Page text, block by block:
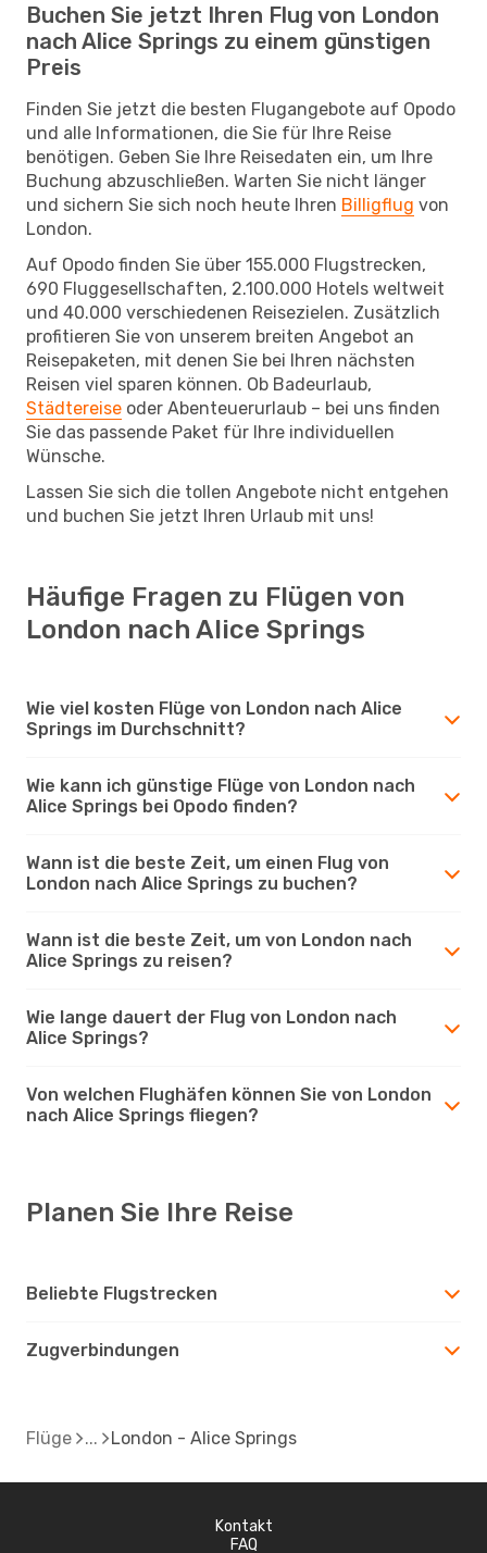
Buchen Sie jetzt Ihren Flug von London
nach Alice Springs zu einem günstigen
Preis
Finden Sie jetzt die besten Flugangebote auf Opodo
und alle Informationen, die Sie für Ihre Reise
benötigen. Geben Sie Ihre Reisedaten ein, um Ihre
Buchung abzuschließen. Warten Sie nicht länger
und sichern Sie sich noch heute Ihren Billigflug von
London.
Auf Opodo finden Sie über 155.000 Flugstrecken,
690 Fluggesellschaften, 2.100.000 Hotels weltweit
und 40.000 verschiedenen Reisezielen. Zusätzlich
profitieren Sie von unserem breiten Angebot an
Reisepaketen, mit denen Sie bei Ihren nächsten
Reisen viel sparen können. Ob Badeurlaub,
Städtereise oder Abenteuerurlaub – bei uns finden
Sie das passende Paket für Ihre individuellen
Wünsche.
Lassen Sie sich die tollen Angebote nicht entgehen
und buchen Sie jetzt Ihren Urlaub mit uns!
Häufige Fragen zu Flügen von
London nach Alice Springs
Wie viel kosten Flüge von London nach Alice
Springs im Durchschnitt?
Wie kann ich günstige Flüge von London nach
Alice Springs bei Opodo finden?
Wann ist die beste Zeit, um einen Flug von
London nach Alice Springs zu buchen?
Wann ist die beste Zeit, um von London nach
Alice Springs zu reisen?
Wie lange dauert der Flug von London nach
Alice Springs?
Von welchen Flughäfen können Sie von London
nach Alice Springs fliegen?
Planen Sie Ihre Reise
Beliebte Flugstrecken
Zugverbindungen
Flüge London - Alice Springs
Kontakt
FAQ